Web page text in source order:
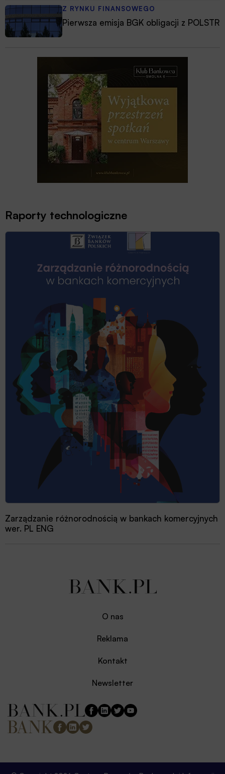
Z RYNKU FINANSOWEGO
Pierwsza emisja BGK obligacji z POLSTR
Raporty technologiczne
Zarządzanie różnorodnością w bankach komercyjnych
wer. PL ENG
O nas
Reklama
Kontakt
Newsletter